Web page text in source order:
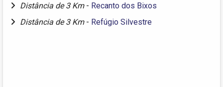
Distância de 3 Km - Recanto dos Bixos
Distância de 3 Km - Refúgio Silvestre